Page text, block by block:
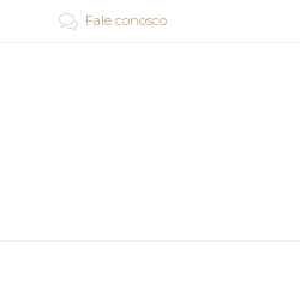
 Fale conosco